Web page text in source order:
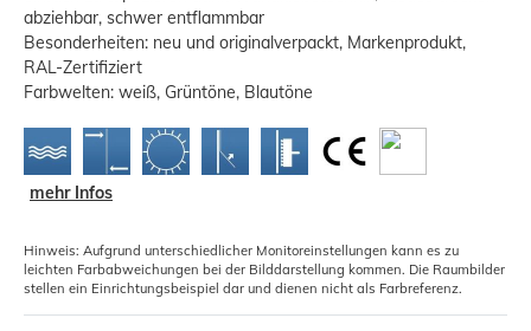
abziehbar, schwer entflammbar
Besonderheiten: neu und originalverpackt, Markenprodukt,
RAL-Zertifiziert
Farbwelten: weiß, Grüntöne, Blautöne
mehr Infos
Hinweis: Aufgrund unterschiedlicher Monitoreinstellungen kann es zu
leichten Farbabweichungen bei der Bilddarstellung kommen. Die Raumbilder
stellen ein Einrichtungsbeispiel dar und dienen nicht als Farbreferenz.